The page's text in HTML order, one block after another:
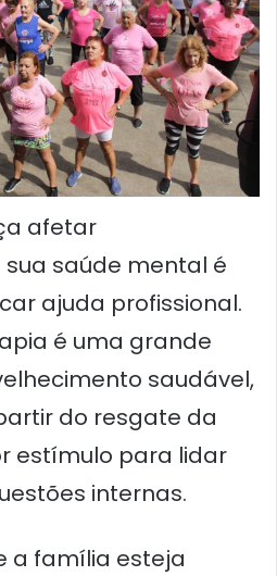
afetar
saúde mental é
ajuda profissional.
é uma grande
saudável,
do resgate da
estímulo para lidar
internas.
a família esteja